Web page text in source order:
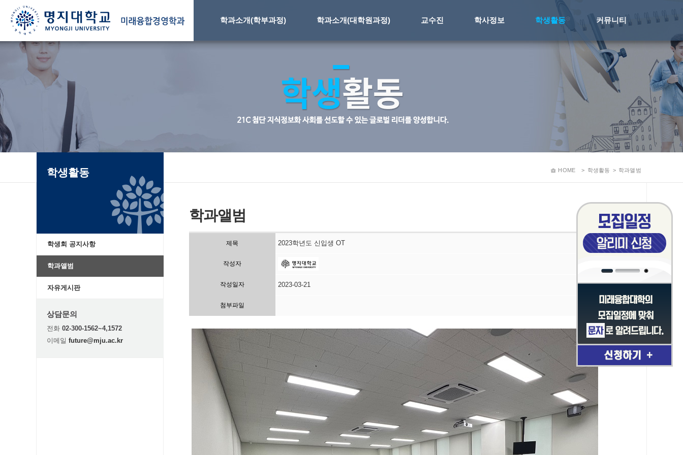
학과소개(학부과정) 학과소개(대학원과정) 교수진 학사정보 학생활동 커뮤니티
학생활동
학생회 공지사항
학과앨범
자유게시판
상담문의
전화 02-300-1562~4,1572
이메일 future@mju.ac.kr
학과앨범
HOME > 학생활동 > 학과앨범
제목 2023학년도 신입생 OT
작성자
작성일자 2023-03-21
첨부파일